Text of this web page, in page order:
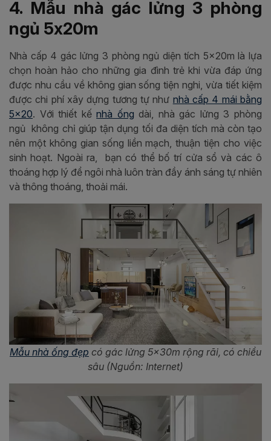
4. Mẫu nhà gác lửng 3 phòng
ngủ 5x20m
Nhà cấp 4 gác lửng 3 phòng ngủ diện tích 5x20m là lựa
chọn hoàn hảo cho những gia đình trẻ khi vừa đáp ứng
được nhu cầu về không gian sống tiện nghi, vừa tiết kiệm
được chi phí xây dựng tương tự như nhà cấp 4 mái bằng
5x20. Với thiết kếnhà ống dài, nhà gác lửng 3 phòng
ngủ không chỉ giúp tận dụng tối đa diện tích mà còn tạo
nên một không gian sống liền mạch, thuận tiện cho việc
sinh hoạt. Ngoài ra, bạn có thể bố trí cửa sổ và các ô
thoáng hợp lý để ngôi nhà luôn tràn đầy ánh sáng tự nhiên
và thông thoáng, thoải mái.
Mẫu nhà ống đẹp có gác lửng 5x30m rộng rãi, có chiều
sâu (Nguồn: Internet)